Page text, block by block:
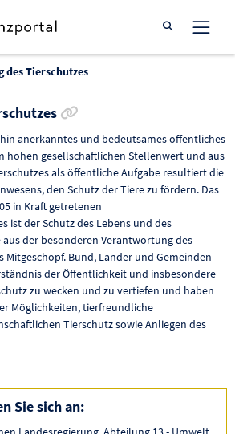
Suche öffnen
des Tierschutzes
anerkanntes und bedeutsames öffentliches
hohen gesellschaftlichen Stellenwert und aus
als öffentliche Aufgabe resultiert die
den Schutz der Tiere zu fördern. Das
in Kraft getretenen
ist der Schutz des Lebens und des
der besonderen Verantwortung des
Mitgeschöpf. Bund, Länder und Gemeinden
der Öffentlichkeit und insbesondere
zu wecken und zu vertiefen und haben
Möglichkeiten, tierfreundliche
Tierschutz sowie Anliegen des
Sie sich an: